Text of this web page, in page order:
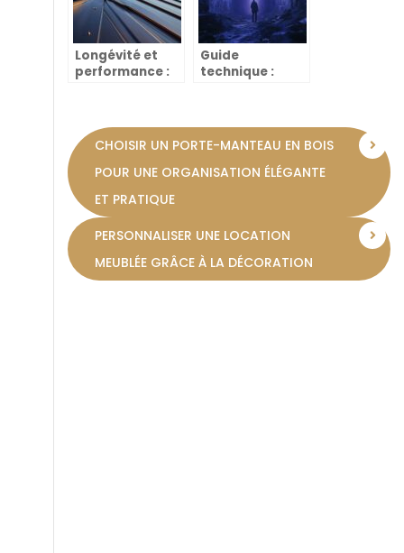
Longévité et
performance :
Guide
technique :
paroi
CHOISIR UN PORTE-MANTEAU EN BOIS
POUR UNE ORGANISATION ÉLÉGANTE
ET PRATIQUE
PERSONNALISER UNE LOCATION
MEUBLÉE GRÂCE À LA DÉCORATION